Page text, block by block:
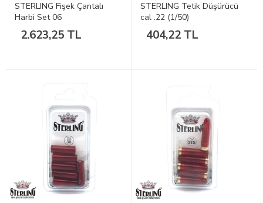
STERLING Fişek Çantalı
Harbi Set 06
2.623,25 TL
STERLING Tetik Düşürücü
cal .22 (1/50)
404,22 TL